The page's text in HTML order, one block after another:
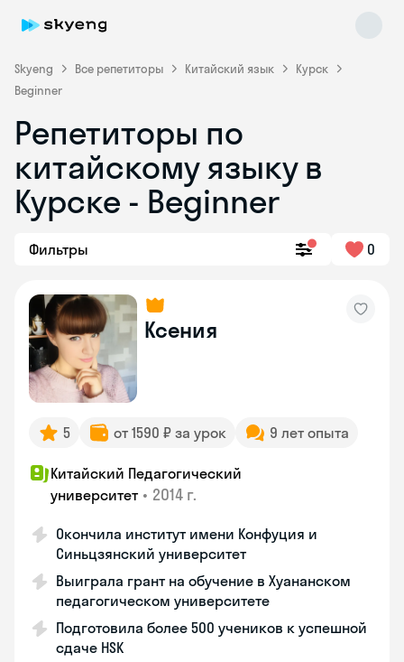
Skyeng Все репетиторы Китайский язык
Курск
Beginner
Репетиторы по
китайскому языку в
Курске - Beginner
Фильтры 0
Ксения
5 от 1590 ₽ за урок 9 лет опыта
Китайский Педагогический
университет • 2014 г.
Окончила институт имени Конфуция и
Синьцзянский университет
Выиграла грант на обучение в Хуананском
педагогическом университете
Подготовила более 500 учеников к успешной
сдаче HSK
online